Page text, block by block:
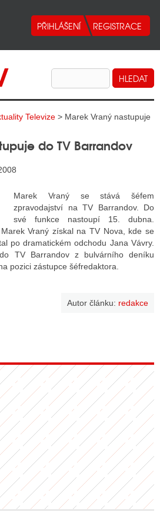
Televize > Marek Vraný nastupuje
do TV Barrandov
Marek Vraný se stává šéfem
zpravodajství na TV Barrandov. Do
své funkce nastoupí 15. dubna.
Vraný získal na TV Nova, kde se
po dramatickém odchodu Jana Vávry.
TV Barrandov z bulvárního deníku
pozici zástupce šéfredaktora.
Autor článku: redakce